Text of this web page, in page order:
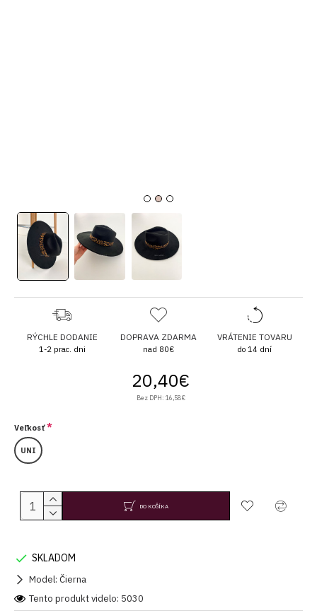
RÝCHLE DODANIE
1-2 prac. dni
DOPRAVA ZDARMA
nad 80€
VRÁTENIE TOVARU
do 14 dní
SKLADOM
Model: Čierna
Tento produkt videlo: 5030
20,40€
Bez DPH: 16,58€
Veľkosť
UNI
DO KOŠÍKA